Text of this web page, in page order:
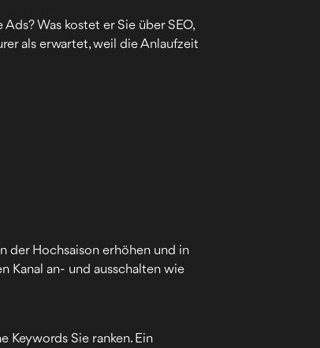
Was kostet er Sie über SEO,
als erwartet, weil die Anlaufzeit
der Hochsaison erhöhen und in
Kanal an- und ausschalten wie
Keywords Sie ranken. Ein